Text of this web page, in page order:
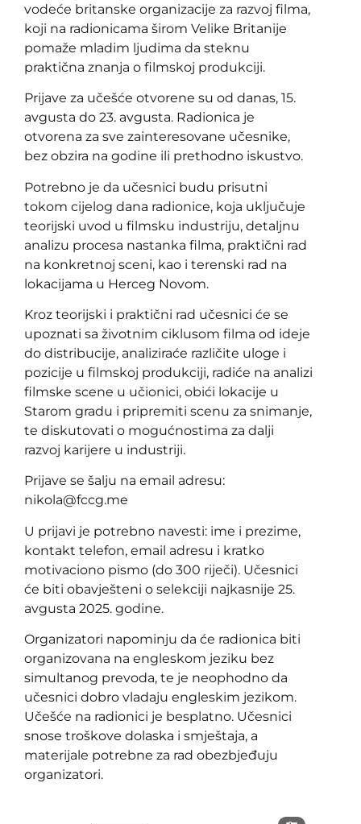
vodeće britanske organizacije za razvoj filma,
koji na radionicama širom Velike Britanije
pomaže mladim ljudima da steknu
praktična znanja o filmskoj produkciji.
Prijave za učešće otvorene su od danas, 15.
avgusta do 23. avgusta. Radionica je
otvorena za sve zainteresovane učesnike,
bez obzira na godine ili prethodno iskustvo.
Potrebno je da učesnici budu prisutni
tokom cijelog dana radionice, koja uključuje
teorijski uvod u filmsku industriju, detaljnu
analizu procesa nastanka filma, praktični rad
na konkretnoj sceni, kao i terenski rad na
lokacijama u Herceg Novom.
Kroz teorijski i praktični rad učesnici će se
upoznati sa životnim ciklusom filma od ideje
do distribucije, analiziraće različite uloge i
pozicije u filmskoj produkciji, radiće na analizi
filmske scene u učionici, obići lokacije u
Starom gradu i pripremiti scenu za snimanje,
te diskutovati o mogućnostima za dalji
razvoj karijere u industriji.
Prijave se šalju na email adresu:
nikola@fccg.me
U prijavi je potrebno navesti: ime i prezime,
kontakt telefon, email adresu i kratko
motivaciono pismo (do 300 riječi). Učesnici
će biti obavješteni o selekciji najkasnije 25.
avgusta 2025. godine.
Organizatori napominju da će radionica biti
organizovana na engleskom jeziku bez
simultanog prevoda, te je neophodno da
učesnici dobro vladaju engleskim jezikom.
Učešće na radionici je besplatno. Učesnici
snose troškove dolaska i smještaja, a
materijale potrebne za rad obezbjeđuju
organizatori.